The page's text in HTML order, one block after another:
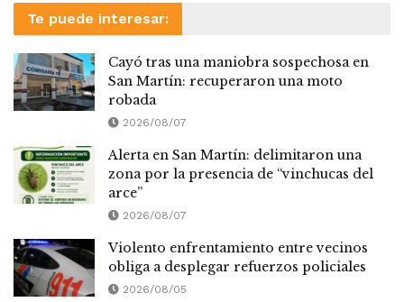
Te puede interesar:
Cayó tras una maniobra sospechosa en
San Martín: recuperaron una moto
robada
2026/08/07
Alerta en San Martín: delimitaron una
zona por la presencia de “vinchucas del
arce”
2026/08/07
Violento enfrentamiento entre vecinos
obliga a desplegar refuerzos policiales
2026/08/05